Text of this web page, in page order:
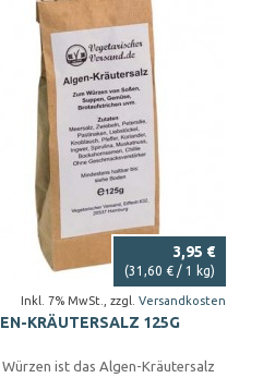
3,95 €
Inkl. 7% MwSt. zzgl. Versandkosten
(31,60 € / 1 kg)
KRÄUTERSALZ 125G
Würzen ist das Algen-Kräutersalz